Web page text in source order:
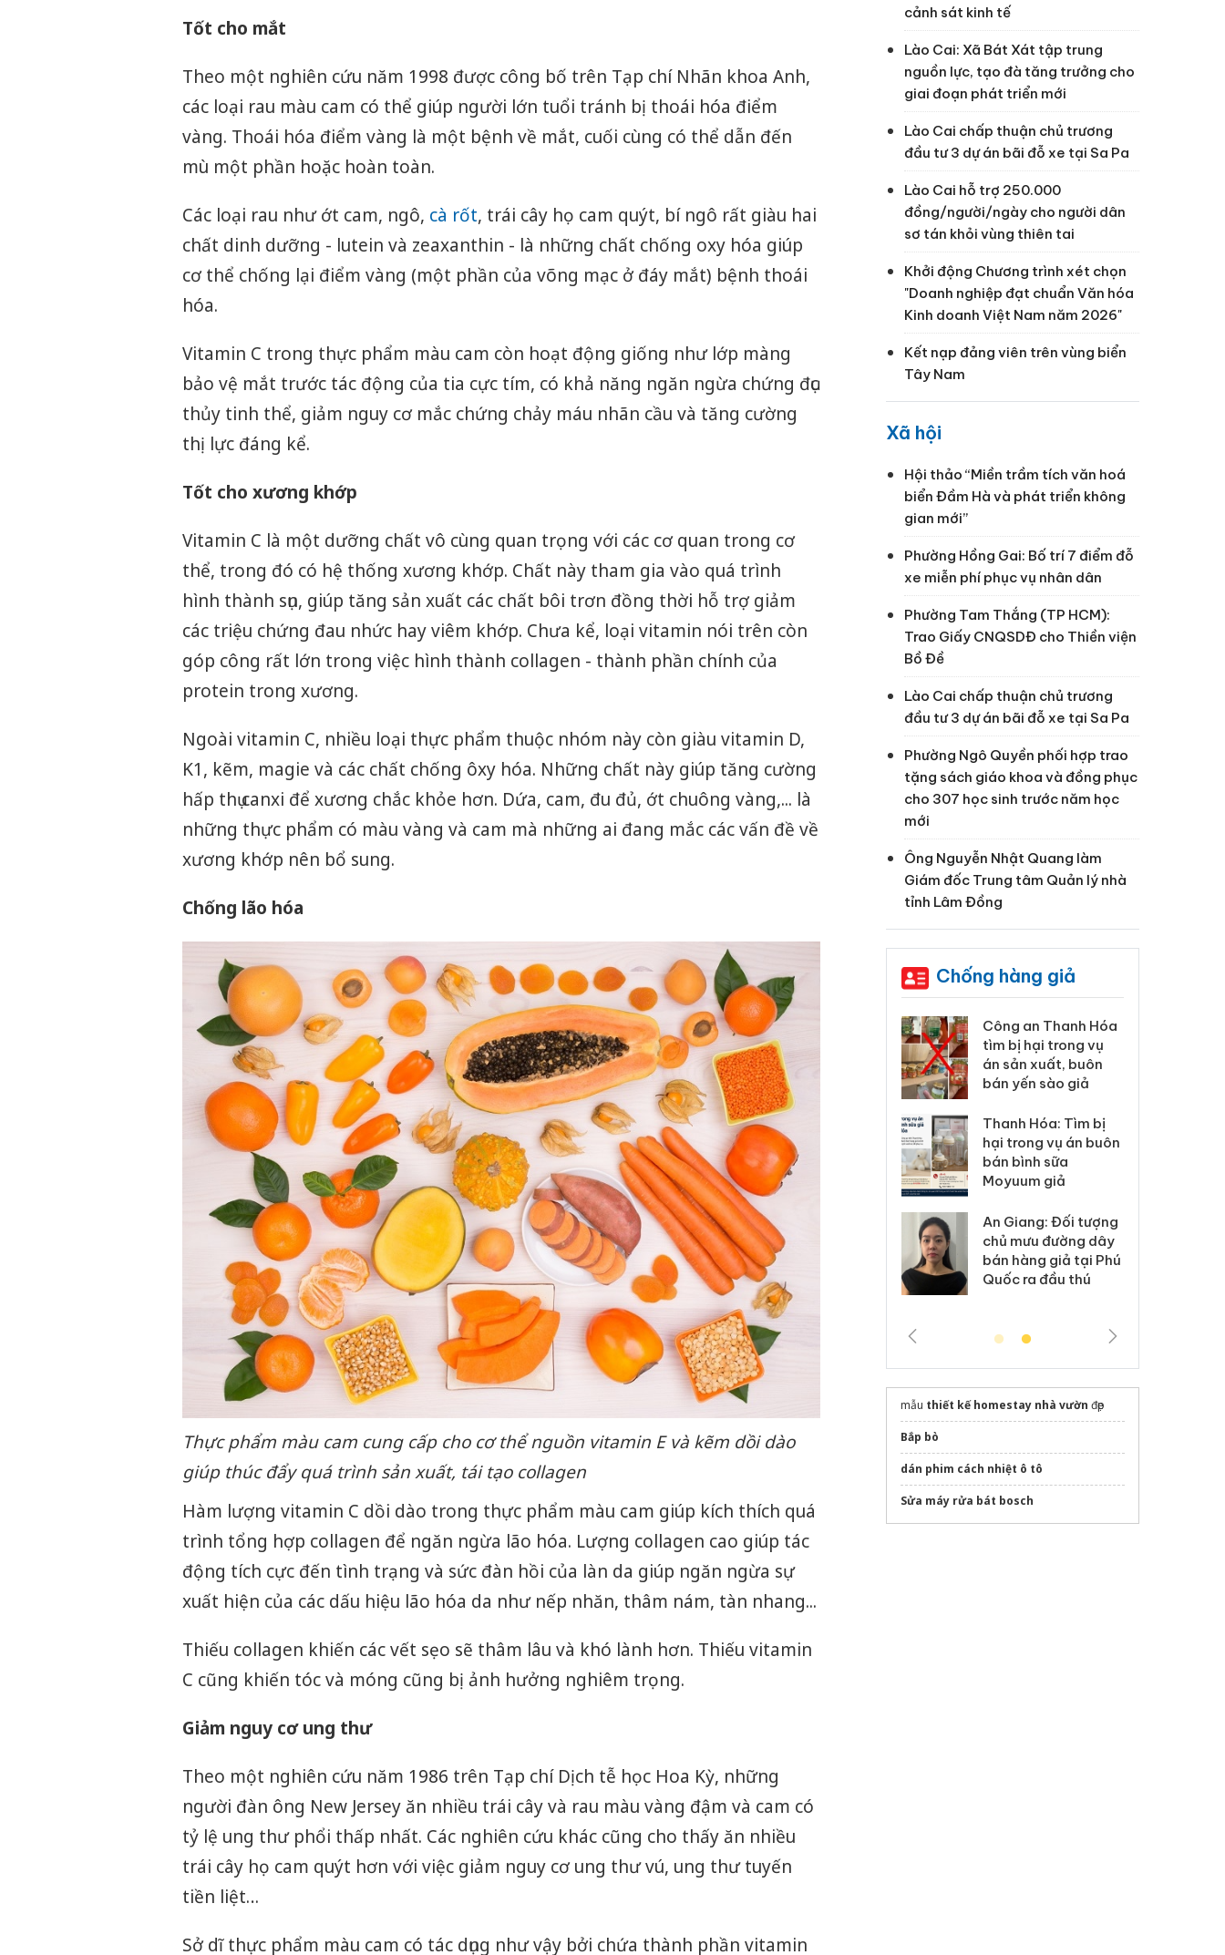
Tốt cho mắt
Theo một nghiên cứu năm 1998 được công bố trên Tạp chí Nhãn khoa Anh,
các loại rau màu cam có thể giúp người lớn tuổi tránh bị thoái hóa điểm
vàng. Thoái hóa điểm vàng là một bệnh về mắt, cuối cùng có thể dẫn đến
mù một phần hoặc hoàn toàn.
Các loại rau như ớt cam, ngô, cà rốt, trái cây họ cam quýt, bí ngô rất giàu hai
chất dinh dưỡng - lutein và zeaxanthin - là những chất chống oxy hóa giúp
cơ thể chống lại điểm vàng (một phần của võng mạc ở đáy mắt) bệnh thoái
hóa.
Vitamin C trong thực phẩm màu cam còn hoạt động giống như lớp màng
bảo vệ mắt trước tác động của tia cực tím, có khả năng ngăn ngừa chứng đục
thủy tinh thể, giảm nguy cơ mắc chứng chảy máu nhãn cầu và tăng cường
thị lực đáng kể.
Tốt cho xương khớp
Vitamin C là một dưỡng chất vô cùng quan trọng với các cơ quan trong cơ
thể, trong đó có hệ thống xương khớp. Chất này tham gia vào quá trình
hình thành sụn, giúp tăng sản xuất các chất bôi trơn đồng thời hỗ trợ giảm
các triệu chứng đau nhức hay viêm khớp. Chưa kể, loại vitamin nói trên còn
góp công rất lớn trong việc hình thành collagen - thành phần chính của
protein trong xương.
Ngoài vitamin C, nhiều loại thực phẩm thuộc nhóm này còn giàu vitamin D,
K1, kẽm, magie và các chất chống ôxy hóa. Những chất này giúp tăng cường
hấp thụ canxi để xương chắc khỏe hơn. Dứa, cam, đu đủ, ớt chuông vàng,... là
những thực phẩm có màu vàng và cam mà những ai đang mắc các vấn đề về
xương khớp nên bổ sung.
Chống lão hóa
Thực phẩm màu cam cung cấp cho cơ thể nguồn vitamin E và kẽm dồi dào
giúp thúc đẩy quá trình sản xuất, tái tạo collagen
Hàm lượng vitamin C dồi dào trong thực phẩm màu cam giúp kích thích quá
trình tổng hợp collagen để ngăn ngừa lão hóa. Lượng collagen cao giúp tác
động tích cực đến tình trạng và sức đàn hồi của làn da giúp ngăn ngừa sự
xuất hiện của các dấu hiệu lão hóa da như nếp nhăn, thâm nám, tàn nhang...
Thiếu collagen khiến các vết sẹo sẽ thâm lâu và khó lành hơn. Thiếu vitamin
C cũng khiến tóc và móng cũng bị ảnh hưởng nghiêm trọng.
Giảm nguy cơ ung thư
Theo một nghiên cứu năm 1986 trên Tạp chí Dịch tễ học Hoa Kỳ, những
người đàn ông New Jersey ăn nhiều trái cây và rau màu vàng đậm và cam có
tỷ lệ ung thư phổi thấp nhất. Các nghiên cứu khác cũng cho thấy ăn nhiều
trái cây họ cam quýt hơn với việc giảm nguy cơ ung thư vú, ung thư tuyến
tiền liệt…
Sở dĩ thực phẩm màu cam có tác dụng như vậy bởi chứa thành phần vitamin
cảnh sát kinh tế
Lào Cai: Xã Bát Xát tập trung
nguồn lực, tạo đà tăng trưởng cho
giai đoạn phát triển mới
Lào Cai chấp thuận chủ trương
đầu tư 3 dự án bãi đỗ xe tại Sa Pa
Lào Cai hỗ trợ 250.000
đồng/người/ngày cho người dân
sơ tán khỏi vùng thiên tai
Khởi động Chương trình xét chọn
"Doanh nghiệp đạt chuẩn Văn hóa
Kinh doanh Việt Nam năm 2026"
Kết nạp đảng viên trên vùng biển
Tây Nam
Xã hội
Hội thảo “Miền trầm tích văn hoá
biển Đầm Hà và phát triển không
gian mới”
Phường Hồng Gai: Bố trí 7 điểm đỗ
xe miễn phí phục vụ nhân dân
Phường Tam Thắng (TP HCM):
Trao Giấy CNQSDĐ cho Thiền viện
Bồ Đề
Lào Cai chấp thuận chủ trương
đầu tư 3 dự án bãi đỗ xe tại Sa Pa
Phường Ngô Quyền phối hợp trao
tặng sách giáo khoa và đồng phục
cho 307 học sinh trước năm học
mới
Ông Nguyễn Nhật Quang làm
Giám đốc Trung tâm Quản lý nhà
tỉnh Lâm Đồng
Chống hàng giả
Công an Thanh Hóa
tìm bị hại trong vụ
án sản xuất, buôn
bán yến sào giả
Thanh Hóa: Tìm bị
hại trong vụ án buôn
bán bình sữa
Moyuum giả
An Giang: Đối tượng
chủ mưu đường dây
bán hàng giả tại Phú
Quốc ra đầu thú
Lào Cai xử lý 83 vụ vi
phạm thương mại
trong tháng 7
Hưng Yên: Xử lý 6 hộ
kinh doanh bán hàng
giả mạo nhãn hiệu
Adidas, Nike
Cà Mau: Tiêu hủy
công khai hàng ngàn
sản phẩm nhập lậu,
bảo vệ môi trường
mẫu thiết kế homestay nhà vườn đẹp
Bắp bò
dán phim cách nhiệt ô tô
Sửa máy rửa bát bosch